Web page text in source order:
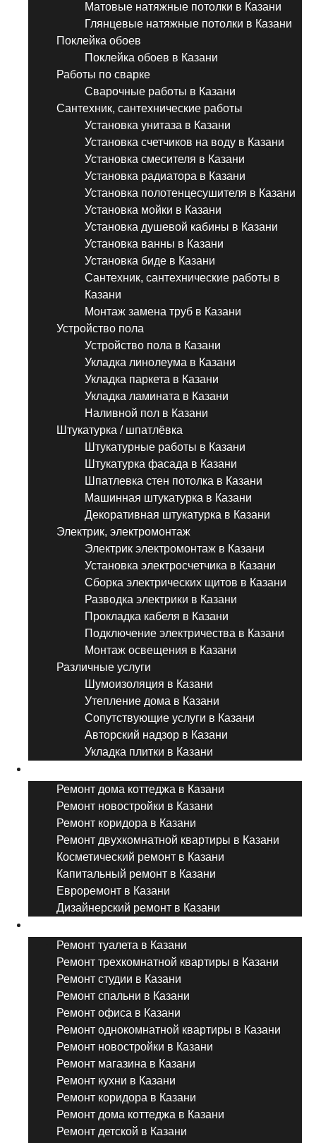
Матовые натяжные потолки в Казани
Глянцевые натяжные потолки в Казани
Поклейка обоев
Поклейка обоев в Казани
Работы по сварке
Сварочные работы в Казани
Сантехник, сантехнические работы
Установка унитаза в Казани
Установка счетчиков на воду в Казани
Установка смесителя в Казани
Установка радиатора в Казани
Установка полотенцесушителя в Казани
Установка мойки в Казани
Установка душевой кабины в Казани
Установка ванны в Казани
Установка биде в Казани
Сантехник, сантехнические работы в
Казани
Монтаж замена труб в Казани
Устройство пола
Устройство пола в Казани
Укладка линолеума в Казани
Укладка паркета в Казани
Укладка ламината в Казани
Наливной пол в Казани
Штукатурка / шпатлёвка
Штукатурные работы в Казани
Штукатурка фасада в Казани
Шпатлевка стен потолка в Казани
Машинная штукатурка в Казани
Декоративная штукатурка в Казани
Электрик, электромонтаж
Электрик электромонтаж в Казани
Установка электросчетчика в Казани
Сборка электрических щитов в Казани
Разводка электрики в Казани
Прокладка кабеля в Казани
Подключение электричества в Казани
Монтаж освещения в Казани
Различные услуги
Шумоизоляция в Казани
Утепление дома в Казани
Сопутствующие услуги в Казани
Авторский надзор в Казани
Укладка плитки в Казани
Ремонт дома коттеджа в Казани
Ремонт новостройки в Казани
Ремонт коридора в Казани
Ремонт двухкомнатной квартиры в Казани
Косметический ремонт в Казани
Капитальный ремонт в Казани
Евроремонт в Казани
Дизайнерский ремонт в Казани
Ремонт туалета в Казани
Ремонт трехкомнатной квартиры в Казани
Ремонт студии в Казани
Ремонт спальни в Казани
Ремонт офиса в Казани
Ремонт однокомнатной квартиры в Казани
Ремонт новостройки в Казани
Ремонт магазина в Казани
Ремонт кухни в Казани
Ремонт коридора в Казани
Ремонт дома коттеджа в Казани
Ремонт детской в Казани